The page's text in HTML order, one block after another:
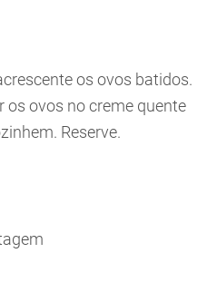
os ovos batidos.
os ovos no creme quente
Reserve.